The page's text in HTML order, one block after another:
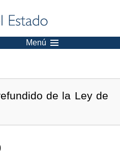
Menú
de la Ley de